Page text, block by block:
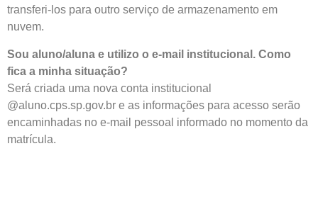
transferi-los para outro serviço de armazenamento em
nuvem.
Sou aluno/aluna e utilizo o e-mail institucional. Como
fica a minha situação?
Será criada uma nova conta institucional
@aluno.cps.sp.gov.br e as informações para acesso serão
encaminhadas no e-mail pessoal informado no momento da
matrícula.